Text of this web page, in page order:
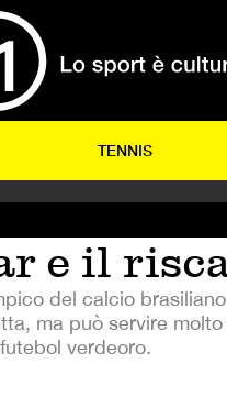
TENNIS
e il
del calcio
ma può servire molto
verdeoro.